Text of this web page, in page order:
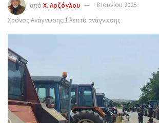
από Χ. Αρζόγλου
8 Ιουνίου 2025
Χρόνος Ανάγνωσης:1 λεπτό ανάγνωσης